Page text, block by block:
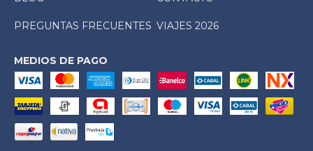
PREGUNTAS FRECUENTES VIAJES 2026
MEDIOS DE PAGO